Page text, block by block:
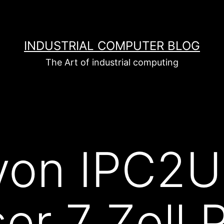
INDUSTRIAL COMPUTER BLOG
The Art of industrial computing